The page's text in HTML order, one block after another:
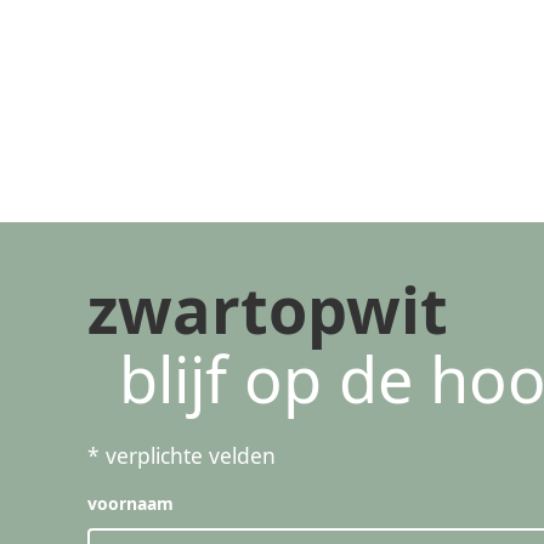
zwartopwit
blijf op de
* verplichte velden
voornaam